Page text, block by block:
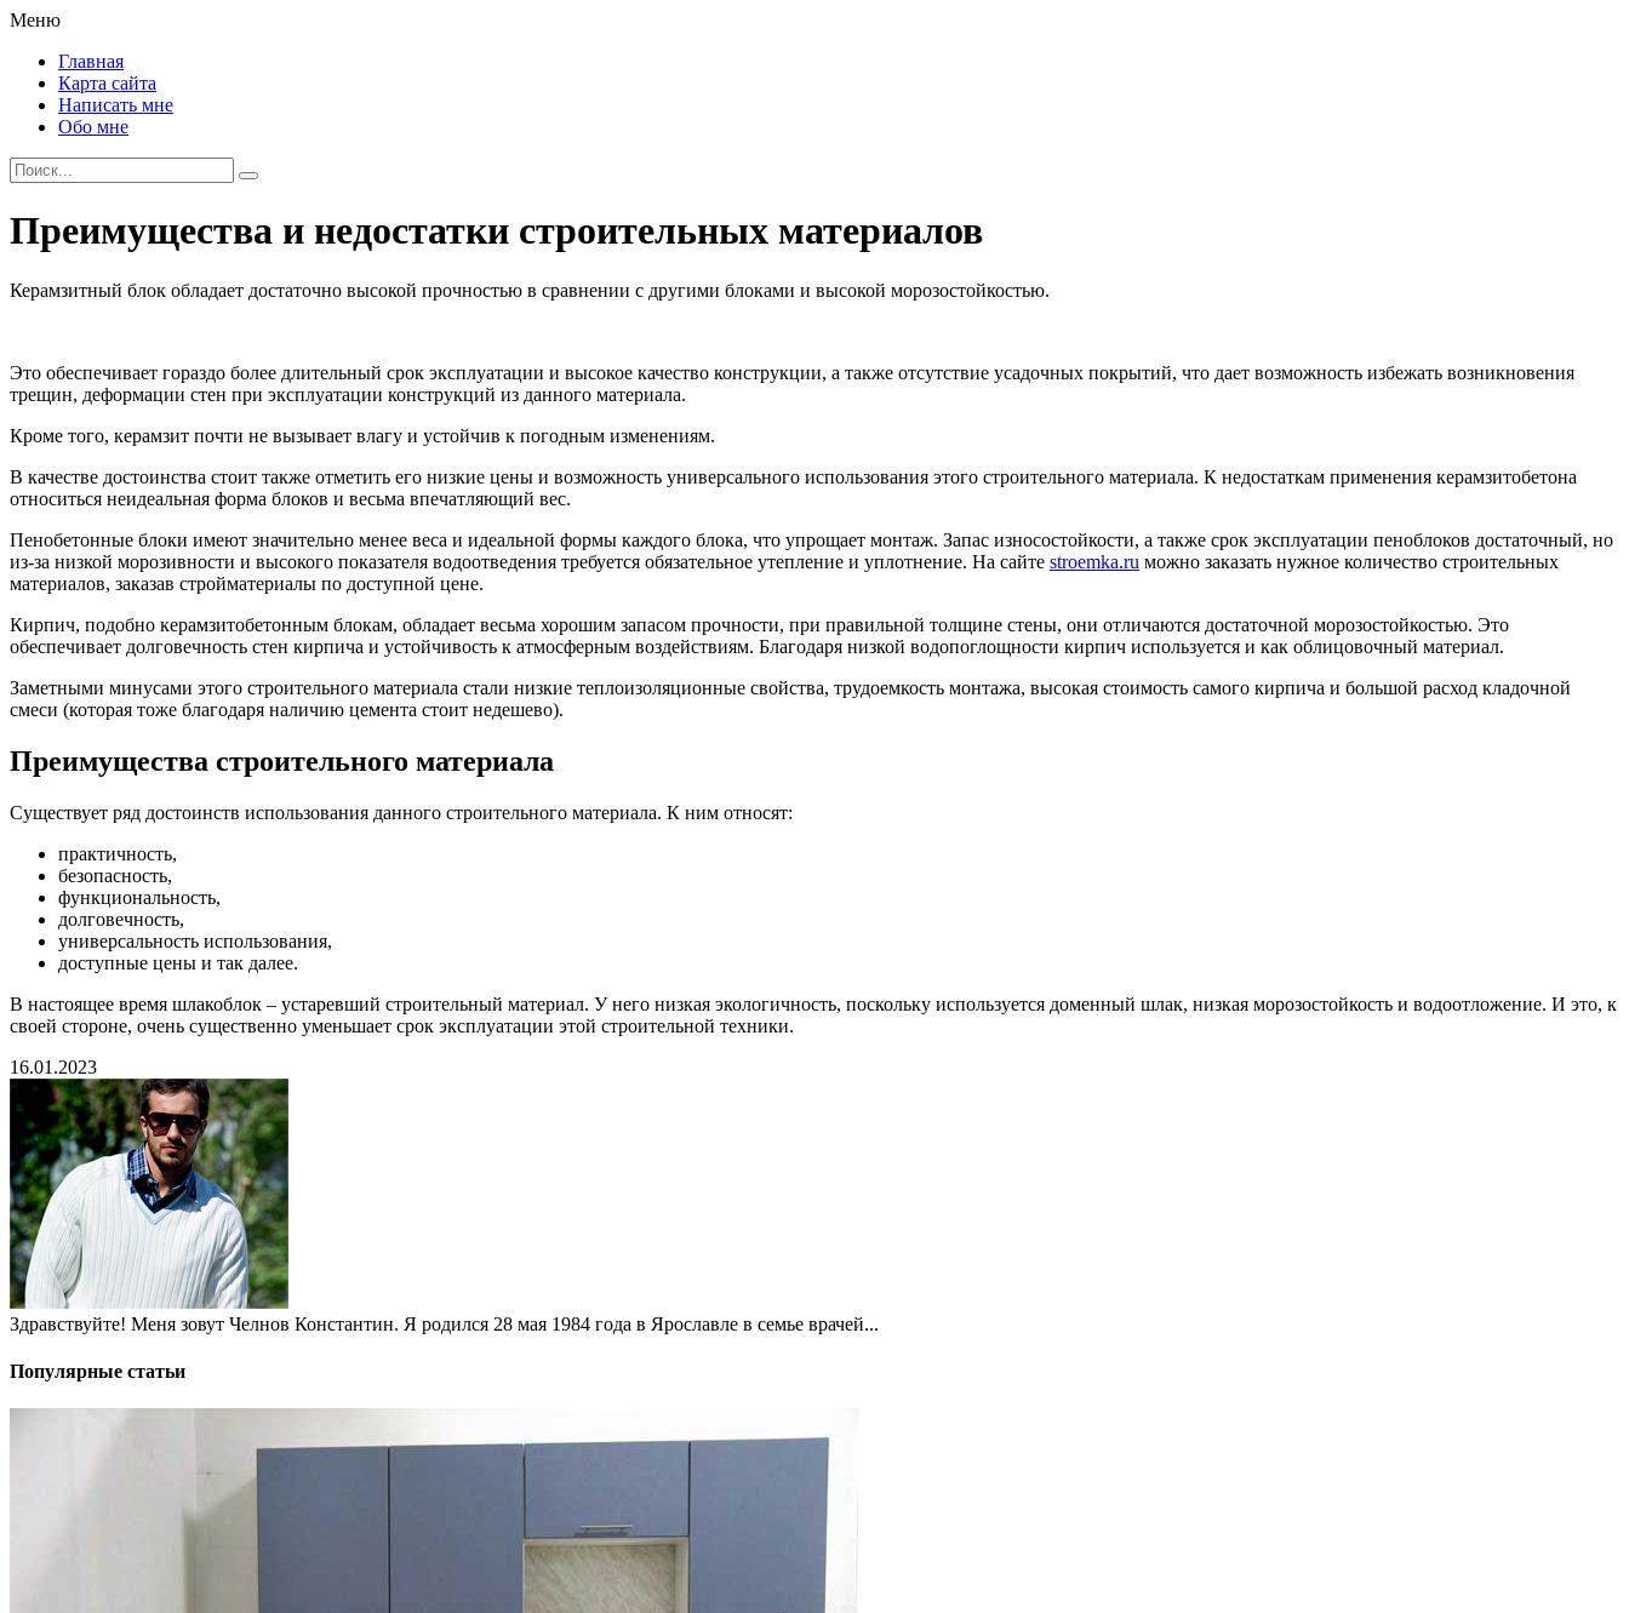
Меню
Главная
Карта сайта
Написать мне
Обо мне
Преимущества и недостатки строительных материалов
Керамзитный блок обладает достаточно высокой прочностью в сравнении с другими блоками и высокой морозостойкостью.
Это обеспечивает гораздо более длительный срок эксплуатации и высокое качество конструкции, а также отсутствие усадочных покрытий, что дает возможность избежать возникновения
трещин, деформации стен при эксплуатации конструкций из данного материала.
Кроме того, керамзит почти не вызывает влагу и устойчив к погодным изменениям.
В качестве достоинства стоит также отметить его низкие цены и возможность универсального использования этого строительного материала. К недостаткам применения керамзитобетона
относиться неидеальная форма блоков и весьма впечатляющий вес.
Пенобетонные блоки имеют значительно менее веса и идеальной формы каждого блока, что упрощает монтаж. Запас износостойкости, а также срок эксплуатации пеноблоков достаточный, но
из-за низкой морозивности и высокого показателя водоотведения требуется обязательное утепление и уплотнение. На сайте stroemka.ru можно заказать нужное количество строительных
материалов, заказав стройматериалы по доступной цене.
Кирпич, подобно керамзитобетонным блокам, обладает весьма хорошим запасом прочности, при правильной толщине стены, они отличаются достаточной морозостойкостью. Это
обеспечивает долговечность стен кирпича и устойчивость к атмосферным воздействиям. Благодаря низкой водопоглощности кирпич используется и как облицовочный материал.
Заметными минусами этого строительного материала стали низкие теплоизоляционные свойства, трудоемкость монтажа, высокая стоимость самого кирпича и большой расход кладочной
смеси (которая тоже благодаря наличию цемента стоит недешево).
Преимущества строительного материала
Существует ряд достоинств использования данного строительного материала. К ним относят:
практичность,
безопасность,
функциональность,
долговечность,
универсальность использования,
доступные цены и так далее.
В настоящее время шлакоблок – устаревший строительный материал. У него низкая экологичность, поскольку используется доменный шлак, низкая морозостойкость и водоотложение. И это, к
своей стороне, очень существенно уменьшает срок эксплуатации этой строительной техники.
16.01.2023
Здравствуйте! Меня зовут Челнов Константин. Я родился 28 мая 1984 года в Ярославле в семье врачей...
Популярные статьи